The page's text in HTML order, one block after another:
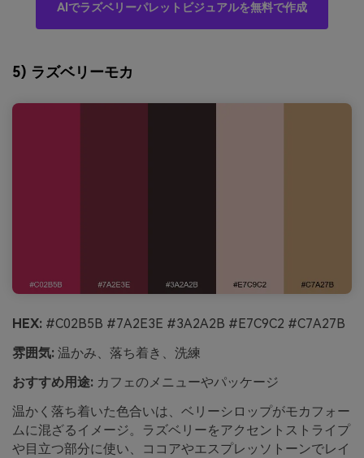
AIでラズベリーパレットビジュアルを無料で作成
5) ラズベリーモカ
HEX: #C02B5B #7A2E3E #3A2A2B #E7C9C2 #C7A27B
雰囲気: 温かみ、落ち着き、洗練
おすすめ用途: カフェのメニューやパッケージ
温かく落ち着いた色合いは、ベリーシロップがモカフォー
ムに混ざるイメージ。ラズベリーをアクセントストライプ
や目立つ部分に使い、ココアやエスプレッソトーンでレイ